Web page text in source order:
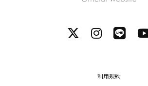
利用規約